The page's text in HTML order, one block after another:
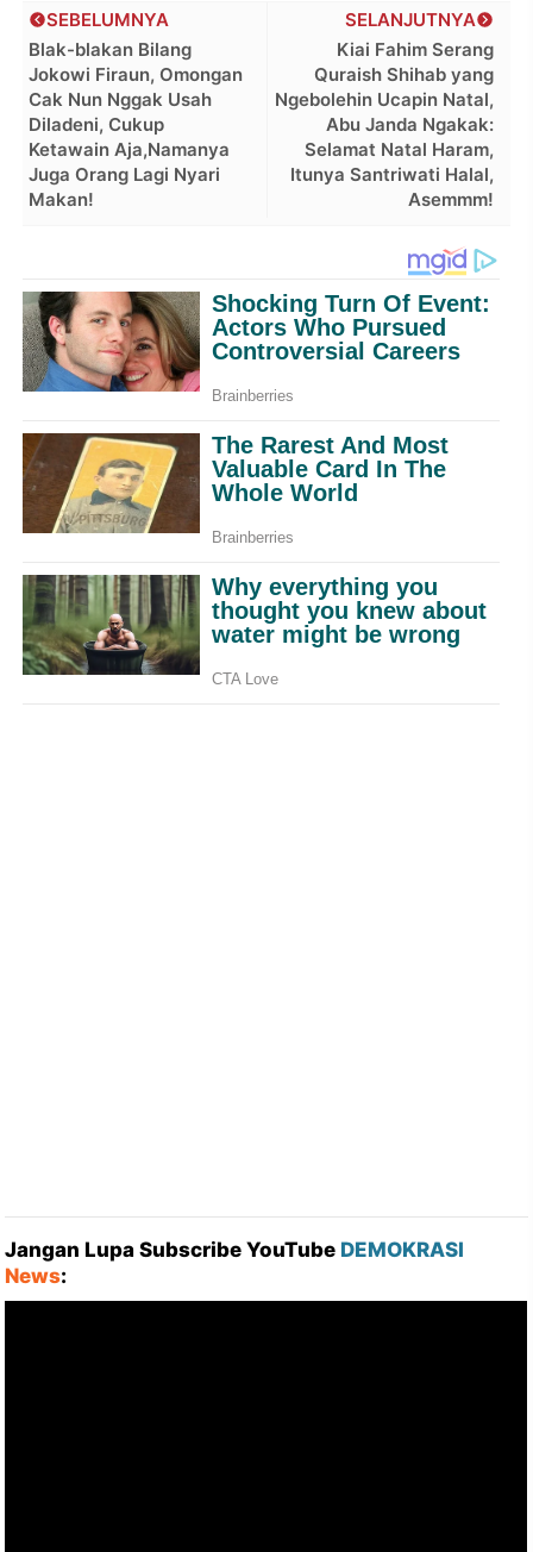
SELANJUTNYA
Kiai Fahim Serang
Quraish Shihab yang
Ngebolehin Ucapin Natal,
Abu Janda Ngakak:
Selamat Natal Haram,
Itunya Santriwati Halal,
Asemmm!
SEBELUMNYA
Blak-blakan Bilang
Jokowi Firaun, Omongan
Cak Nun Nggak Usah
Diladeni, Cukup
Ketawain Aja,Namanya
Juga Orang Lagi Nyari
Makan!
Jangan Lupa Subscribe YouTube DEMOKRASI
News: